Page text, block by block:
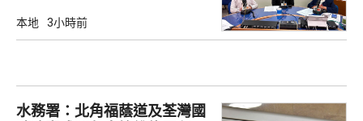
本地 3小時前
水務署：北角福蔭道及荃灣國